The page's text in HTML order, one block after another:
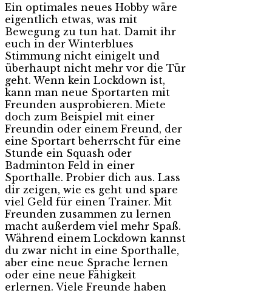
Ein optimales neues Hobby wäre
eigentlich etwas, was mit
Bewegung zu tun hat. Damit ihr
euch in der Winterblues
Stimmung nicht einigelt und
überhaupt nicht mehr vor die Tür
geht. Wenn kein Lockdown ist,
kann man neue Sportarten mit
Freunden ausprobieren. Miete
doch zum Beispiel mit einer
Freundin oder einem Freund, der
eine Sportart beherrscht für eine
Stunde ein Squash oder
Badminton Feld in einer
Sporthalle. Probier dich aus. Lass
dir zeigen, wie es geht und spare
viel Geld für einen Trainer. Mit
Freunden zusammen zu lernen
macht außerdem viel mehr Spaß.
Während einem Lockdown kannst
du zwar nicht in eine Sporthalle,
aber eine neue Sprache lernen
oder eine neue Fähigkeit
erlernen. Viele Freunde haben